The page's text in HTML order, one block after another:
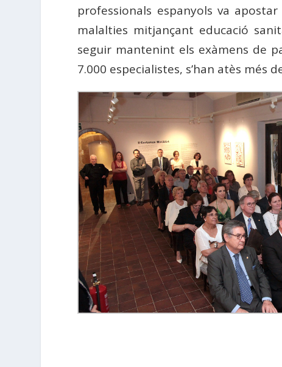
professionals espanyols va
malalties mitjançant educació
seguir mantenint els exàmens de
7.000 especialistes, s’han atès més